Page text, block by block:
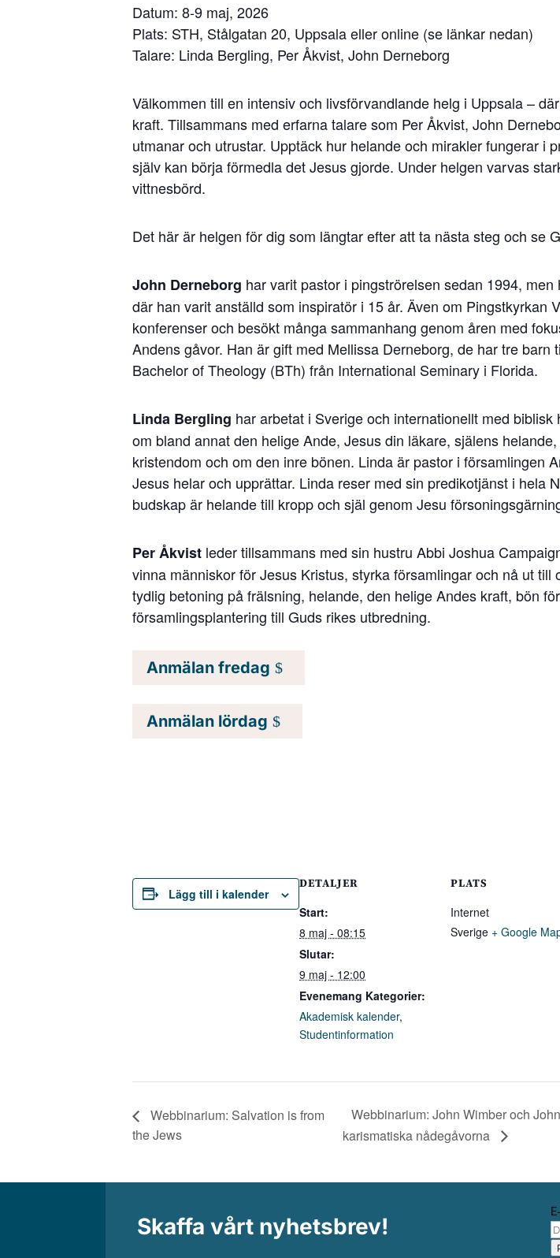
Datum: 8-9 maj, 2026
Plats: STH, Stålgatan 20, Uppsala eller online (se länkar nedan)
Talare: Linda Bergling, Per Åkvist, John Derneborg
Välkommen till en intensiv och livsförvandlande helg i Uppsala –
kraft. Tillsammans med erfarna talare som Per Åkvist, John
utmanar och utrustar. Upptäck hur helande och mirakler fungerar i
själv kan börja förmedla det Jesus gjorde. Under helgen varvas
vittnesbörd.
Det här är helgen för dig som längtar efter att ta nästa steg och se
John Derneborg har varit pastor i pingströrelsen sedan 1994,
där han varit anställd som inspiratör i 15 år. Även om Pingstkyrkan
konferenser och besökt många sammanhang genom åren med
Andens gåvor. Han är gift med Mellissa Derneborg, de har tre
Bachelor of Theology (BTh) från International Seminary i Florida.
Linda Bergling har arbetat i Sverige och internationellt med
om bland annat den helige Ande, Jesus din läkare, själens
kristendom och om den inre bönen. Linda är pastor i församlingen
Jesus helar och upprättar. Linda reser med sin predikotjänst i hela
budskap är helande till kropp och själ genom Jesu
Per Åkvist leder tillsammans med sin hustru Abbi Joshua
vinna människor för Jesus Kristus, styrka församlingar och nå ut
tydlig betoning på frälsning, helande, den helige Andes kraft, bön
församlingsplantering till Guds rikes utbredning.
Anmälan fredag
Anmälan lördag
Lägg till i kalender
DETALJER
Start:
8 maj - 08:15
Slutar:
9 maj - 12:00
Evenemang Kategorier:
Akademisk kalender,
Studentinformation
PLATS
Internet
Sverige + Google
Webbinarium: Salvation is from
the Jews
Webbinarium: John Wimber och
karismatiska nådegåvorna
Skaffa vårt nyhetsbrev!